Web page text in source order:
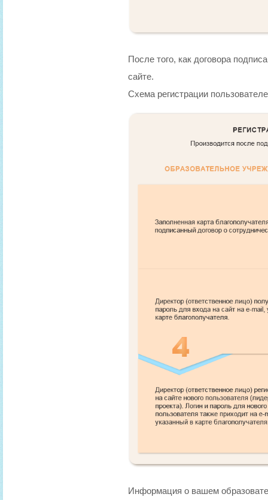
После того, как договора
сайте.
Схема регистрации
Информация о вашем